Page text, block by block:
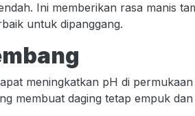
Ini memberikan rasa manis
untuk dipanggang.
meningkatkan pH di permukaan
membuat daging tetap empuk